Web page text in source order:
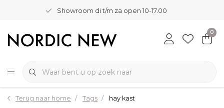
Showroom di t/m za open 10-17.00
0
Terug naar home Tags hay kast